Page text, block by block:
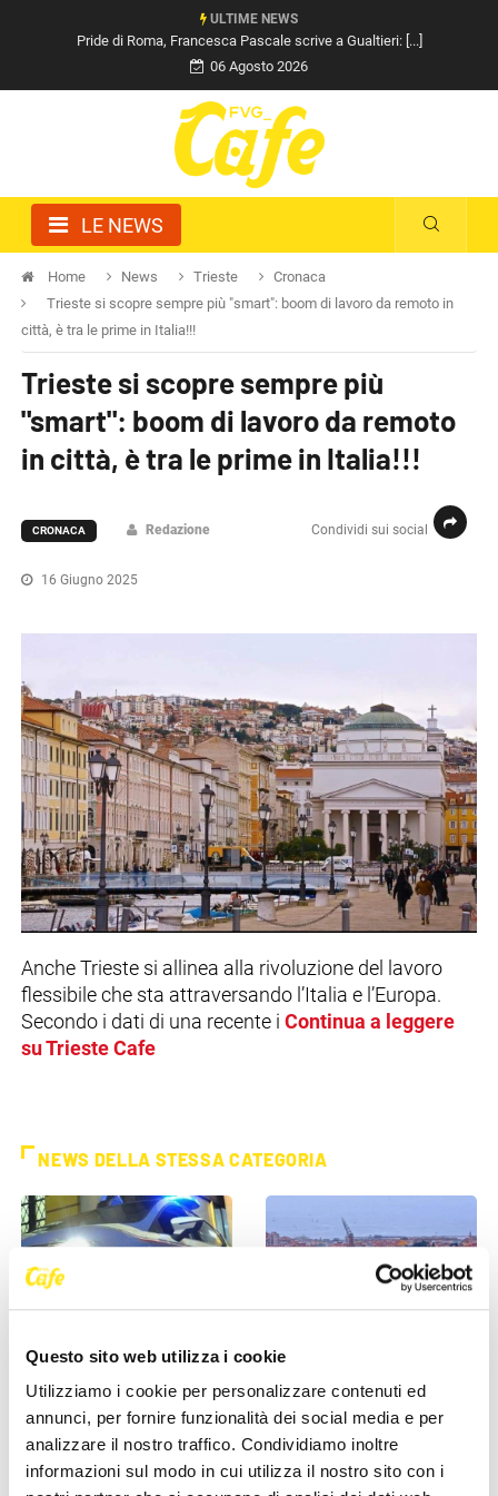
Questo sito web utilizza i cookie
Utilizziamo i cookie per personalizzare contenuti ed
annunci, per fornire funzionalità dei social media e per
analizzare il nostro traffico. Condividiamo inoltre
informazioni sul modo in cui utilizza il nostro sito con i
ULTIME NEWS
Pride di Roma, Francesca Pascale scrive a Gualtieri: [...]
06 Agosto 2026
LE NEWS
Home News Trieste
Cronaca
Trieste si scopre sempre più "smart": boom di lavoro da remoto in
città, è tra le prime in Italia!!!
Trieste si scopre sempre più
"smart": boom di lavoro da remoto
in città, è tra le prime in Italia!!!
Condividi sui social
CRONACA Redazione
16 Giugno 2025
Anche Trieste si allinea alla rivoluzione del lavoro
flessibile che sta attraversando l’Italia e l’Europa.
Secondo i dati di una recente i Continua a leggere
su Trieste Cafe
NEWS DELLA STESSA CATEGORIA
Poliziotti sempre più sotto
pressione: “Così rischiamo di
non trovare più [...]
Comprare casa a Trieste, gli
stranieri fanno salire il
mercato: “La città è [...]